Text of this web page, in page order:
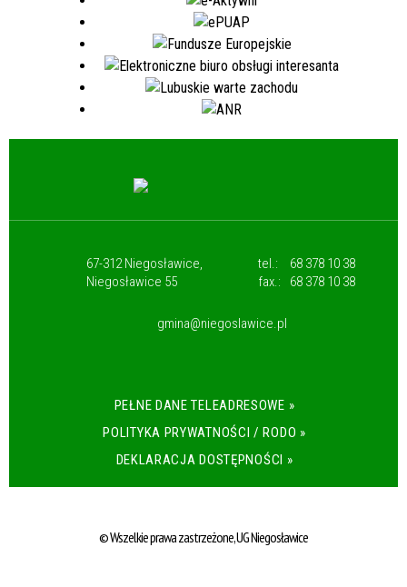
67-312 Niegosławice,
Niegosławice 55
tel.:
68 378 10 38
fax.:
68 378 10 38
gmina@niegoslawice.pl
PEŁNE DANE TELEADRESOWE »
POLITYKA PRYWATNOŚCI / RODO »
DEKLARACJA DOSTĘPNOŚCI »
© Wszelkie prawa zastrzeżone, UG Niegosławice